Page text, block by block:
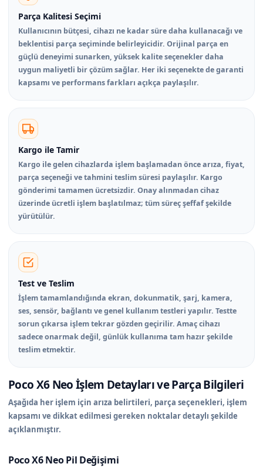
Parça Kalitesi Seçimi
Kullanıcının bütçesi, cihazı ne kadar süre daha kullanacağı ve
beklentisi parça seçiminde belirleyicidir. Orijinal parça en
güçlü deneyimi sunarken, yüksek kalite seçenekler daha
uygun maliyetli bir çözüm sağlar. Her iki seçenekte de garanti
kapsamı ve performans farkları açıkça paylaşılır.
Kargo ile Tamir
Kargo ile gelen cihazlarda işlem başlamadan önce arıza, fiyat,
parça seçeneği ve tahmini teslim süresi paylaşılır. Kargo
gönderimi tamamen ücretsizdir. Onay alınmadan cihaz
üzerinde ücretli işlem başlatılmaz; tüm süreç şeffaf şekilde
yürütülür.
Test ve Teslim
İşlem tamamlandığında ekran, dokunmatik, şarj, kamera,
ses, sensör, bağlantı ve genel kullanım testleri yapılır. Testte
sorun çıkarsa işlem tekrar gözden geçirilir. Amaç cihazı
sadece onarmak değil, günlük kullanıma tam hazır şekilde
teslim etmektir.
Poco X6 Neo İşlem Detayları ve Parça Bilgileri
Aşağıda her işlem için arıza belirtileri, parça seçenekleri, işlem
kapsamı ve dikkat edilmesi gereken noktalar detaylı şekilde
açıklanmıştır.
Poco X6 Neo Pil Değişimi